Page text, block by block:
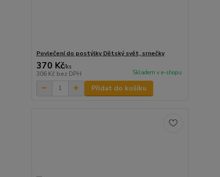
Povlečení do postýlky Dětský svět, srnečky
370 Kč/ks
306 Kč bez DPH Skladem v e-shopu
Přidat do košíku